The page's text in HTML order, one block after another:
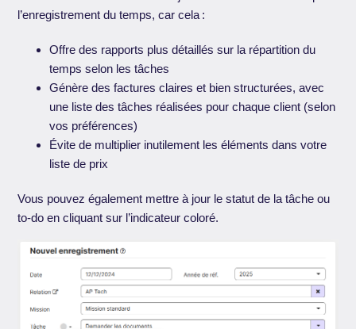
l’enregistrement du temps, car cela :
Offre des rapports plus détaillés sur la répartition du
temps selon les tâches
Génère des factures claires et bien structurées, avec
une liste des tâches réalisées pour chaque client (selon
vos préférences)
Évite de multiplier inutilement les éléments dans votre
liste de prix
Vous pouvez également mettre à jour le statut de la tâche ou
to-do en cliquant sur l’indicateur coloré.